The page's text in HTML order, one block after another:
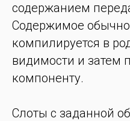
содержанием
Содержимое
компилируется в
видимости и затем
компоненту.
Слоты с заданной